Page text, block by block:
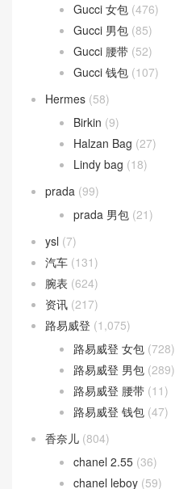
Gucci 女包 (476)
Gucci 男包 (85)
Gucci 腰带 (52)
Gucci 钱包 (107)
Hermes (58)
Birkin (9)
Halzan Bag (27)
Lindy bag (18)
prada (99)
prada 男包 (21)
ysl (7)
汽车 (131)
腕表 (624)
资讯 (217)
路易威登 (1,075)
路易威登 女包 (728)
路易威登 男包 (289)
路易威登 腰带 (11)
路易威登 钱包 (47)
香奈儿 (804)
chanel 2.55 (36)
chanel leboy (59)